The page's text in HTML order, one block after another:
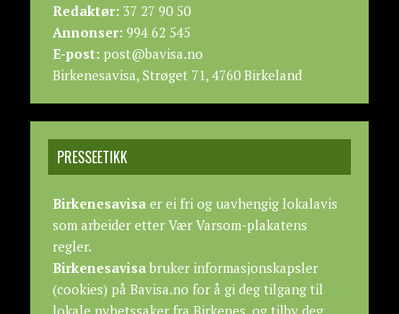
Redaktør:37 27 90 50
Annonser:994 62 545
E-post:post@bavisa.no
Birkenesavisa, Strøget 71, 4760 Birkeland
PRESSEETIKK
Birkenesavisaer ei fri og uavhengig lokalavis
som arbeider etter Vær Varsom-plakatens
regler.
Birkenesavisabruker informasjonskapsler
(cookies) på Bavisa.no for å gi deg tilgang til